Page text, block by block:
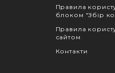
Правила
блоком "Збір
Правила
сайтом
Контакти